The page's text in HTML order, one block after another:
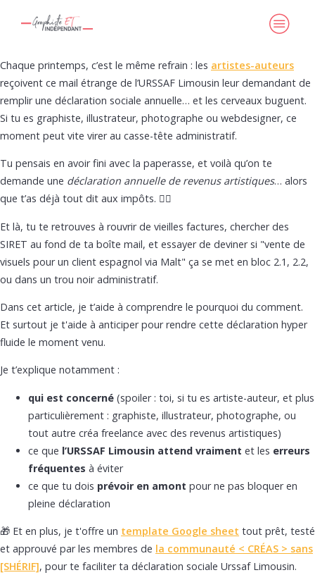
Chaque printemps, c’est le même refrain : les artistes-auteurs
reçoivent ce mail étrange de l’URSSAF Limousin leur demandant de
remplir une déclaration sociale annuelle… et les cerveaux buguent.
Si tu es graphiste, illustrateur, photographe ou webdesigner, ce
moment peut vite virer au casse-tête administratif.
Tu pensais en avoir fini avec la paperasse, et voilà qu’on te
demande une déclaration annuelle de revenus artistiques… alors
que t’as déjà tout dit aux impôts. 😵‍💫
Et là, tu te retrouves à rouvrir de vieilles factures, chercher des
SIRET au fond de ta boîte mail, et essayer de deviner si "vente de
visuels pour un client espagnol via Malt" ça se met en bloc 2.1, 2.2,
ou dans un trou noir administratif.
Dans cet article, je t’aide à comprendre le pourquoi du comment.
Et surtout je t'aide à anticiper pour rendre cette déclaration hyper
fluide le moment venu.
Je t’explique notamment :
qui est concerné (spoiler : toi, si tu es artiste-auteur, et plus
particulièrement : graphiste, illustrateur, photographe, ou
tout autre créa freelance avec des revenus artistiques)
ce que l’URSSAF Limousin attend vraiment et les erreurs
fréquentes à éviter
ce que tu dois prévoir en amont pour ne pas bloquer en
pleine déclaration
🎁 Et en plus, je t'offre un template Google sheet tout prêt, testé
et approuvé par les membres de la communauté < CRÉAS > sans
[SHÉRIF], pour te faciliter ta déclaration sociale Urssaf Limousin.